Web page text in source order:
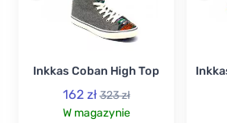
Inkkas Coban High Top
162 zł 323 zł
W magazynie